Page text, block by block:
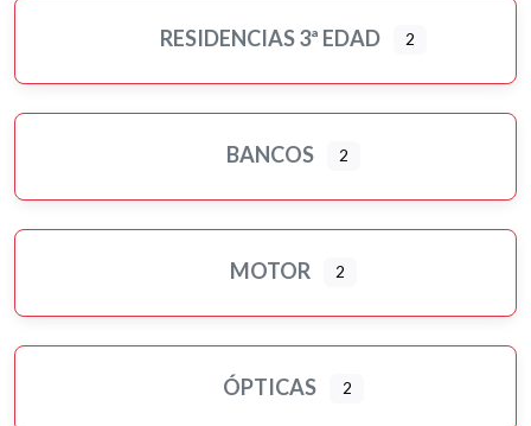
RESIDENCIAS 3ª EDAD 2
BANCOS 2
MOTOR 2
ÓPTICAS 2